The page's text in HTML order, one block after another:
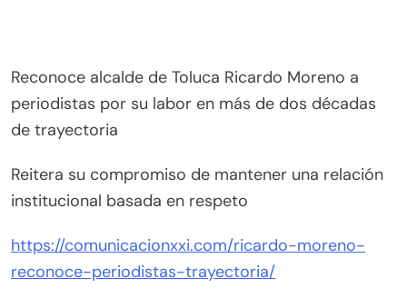
Reconoce alcalde de Toluca Ricardo Moreno a
periodistas por su labor en más de dos décadas
de trayectoria
Reitera su compromiso de mantener una relación
institucional basada en respeto
https://comunicacionxxi.com/ricardo-moreno-
reconoce-periodistas-trayectoria/